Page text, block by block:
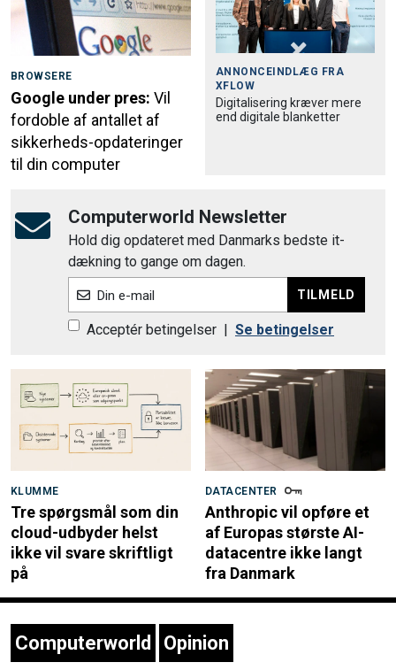
BROWSERE
Google under pres: Vil
fordoble af antallet af
sikkerheds-opdateringer
til din computer
ANNONCEINDLÆG FRA
XFLOW
Digitalisering kræver mere
end digitale blanketter
Computerworld Newsletter
Hold dig opdateret med Danmarks bedste it-
dækning to gange om dagen.
Din e-mail TILMELD
Acceptér betingelser | Se betingelser
KLUMME
Tre spørgsmål som din
cloud-udbyder helst
ikke vil svare skriftligt
på
DATACENTER
Anthropic vil opføre et
af Europas største AI-
datacentre ikke langt
fra Danmark
Computerworld Opinion